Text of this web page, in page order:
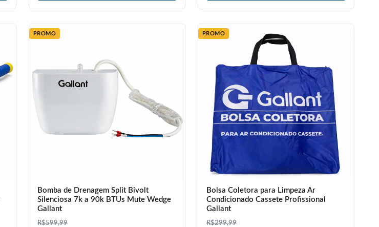
PROMO
Bomba de Drenagem Split Bivolt
Silenciosa 7k a 90k BTUs Mute Wedge
Gallant
R$599,99
PROMO
Bolsa Coletora para Limpeza Ar
Condicionado Cassete Profissional
Gallant
R$299,99